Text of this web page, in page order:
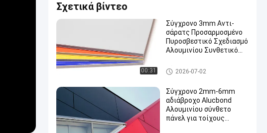
Σχετικά βίντεο
00:31
Σύγχρονο 3mm Αντι-
σάρατς Προσαρμοσμένο
Πυροσβεστικό Σχεδιασμό
Αλουμινίου Συνθετικό
Τείχους Κεραμίδες
εσωτερικό καταφύγιο
Σύνθετη επιτροπή αργιλίου P
VDF
2026-07-02
Σύγχρονο 2mm-6mm
αδιάβροχο Alucbond
Αλουμινίου σύνθετο
πάνελ για τοίχους